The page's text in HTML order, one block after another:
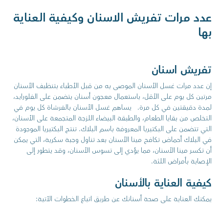
عدد مرات تفريش الاسنان وكيفية العناية
بها
تفريش اسنان
إن عدد مرات غسل الأسنان الموصى به من قبل الأطباء بتنظيف الأسنان
مرتين كل يوم على الأقل، باستعمال معجون أسنان يتضمن على الفلورايد،
لمدة دقيقتين في كل مرة.
يساهم غسل الأسنان بالفرشاة كل يوم في
التخلص من بقايا الطعام، والطبقة البيضاء اللزجة المتجمعة على الأسنان،
التي تتضمن على البكتيريا المعروفة باسم البلاك. تنتج البكتيريا الموجودة
في البلاك أحماض تكافح مينا الأسنان بعد تناول وجبة سكرية، التي يمكن
أن تكسر مينا الأسنان، مما يؤدي إلى تسوس الأسنان، وقد يتطور إلى
الإصابة بأمراض اللثة.
كيفية العناية بالأسنان
يمكنك العناية على صحة أسنانك عن طريق اتباع الخطوات الآتية: